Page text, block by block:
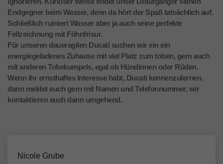
Endgegner beim Wasser, denn da hört der Spaß tatsächlich auf.
Schließlich ruiniert Wasser aber ja auch seine perfekte
Fellzeichnung mit Föhnfrisur.
Für unseren daueragilen Ducati suchen wir ein ein
energiegeladenes Zuhause mit viel Platz zum toben, gern auch
mit anderen Tobekumpels, egal ob Hündinnen oder Rüden.
Wenn ihr ernsthaftes Interesse habt, Ducati kennenzulernen,
dann meldet euch gern mit Namen und Telefonnummer, wir
kontaktieren euch dann umgehend.
Nicole Grube